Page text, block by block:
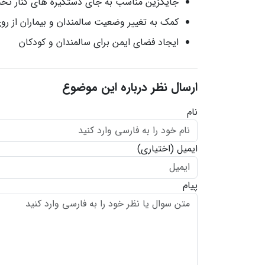
کمک به تغییر وضعیت سالمندان و بیماران از
ایجاد فضای ایمن برای سالمندان و کودکان
ارسال نظر درباره این موضوع
نام
ایمیل (اختیاری)
پیام